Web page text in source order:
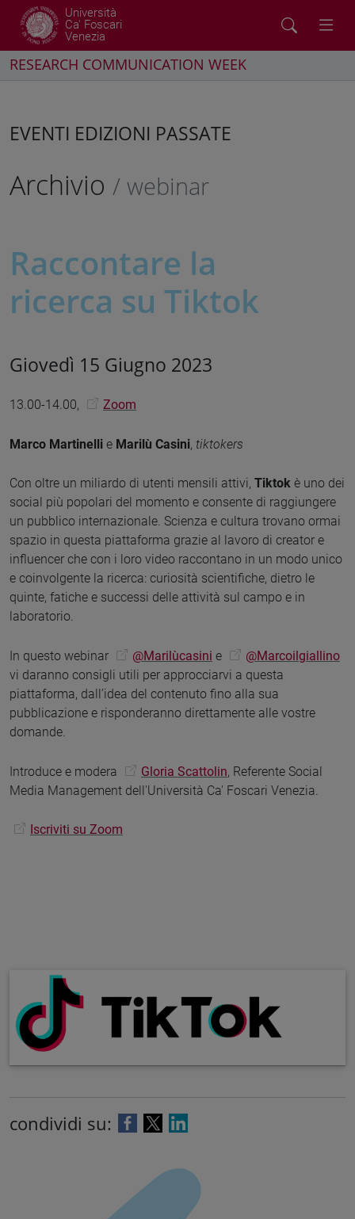
Università
Ca' Foscari
Venezia
RESEARCH COMMUNICATION WEEK
EVENTI EDIZIONI PASSATE
Archivio / webinar
Raccontare la
ricerca su Tiktok
Giovedì 15 Giugno 2023
13.00-14.00, Zoom
Marco Martinelli e Marilù Casini, tiktokers
Con oltre un miliardo di utenti mensili attivi, Tiktok è uno dei
social più popolari del momento e consente di raggiungere
un pubblico internazionale. Scienza e cultura trovano ormai
spazio in questa piattaforma grazie al lavoro di creator e
influencer che con i loro video raccontano in un modo unico
e coinvolgente la ricerca: curiosità scientifiche, dietro le
quinte, fatiche e successi delle attività sul campo e in
laboratorio.
In questo webinar @Marilùcasini e
@Marcoilgiallino
vi daranno consigli utili per approcciarvi a questa
piattaforma, dall’idea del contenuto fino alla sua
pubblicazione e risponderanno direttamente alle vostre
domande.
Introduce e modera Gloria Scattolin, Referente Social
Media Management dell'Università Ca' Foscari Venezia.
Iscriviti su Zoom
condividi su: